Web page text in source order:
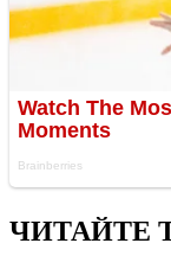
ЧИТАЙТЕ